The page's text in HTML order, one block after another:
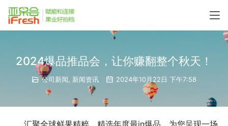
2024爆品推品会，让你赚翻整个秋天！
公司新闻, 新闻资讯 2024年10月22日 下午7:58
汇聚全球鲜果精粹，精选年度最in爆品，为您呈现一场